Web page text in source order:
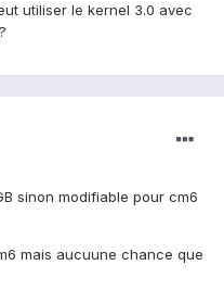
utiliser le kernel 3.0 avec
sinon modifiable pour cm6
mais aucuune chance que